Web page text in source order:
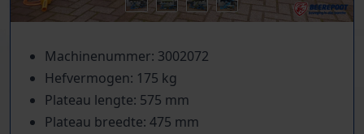
Machinenummer: 3002072
Hefvermogen: 175 kg
Plateau lengte: 575 mm
Plateau breedte: 475 mm